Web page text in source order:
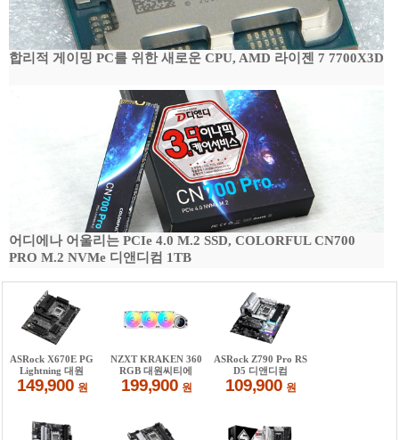
합리적 게이밍 PC를 위한 새로운 CPU, AMD 라이젠 7 7700X3D
어디에나 어울리는 PCIe 4.0 M.2 SSD, COLORFUL CN700
PRO M.2 NVMe 디앤디컴 1TB